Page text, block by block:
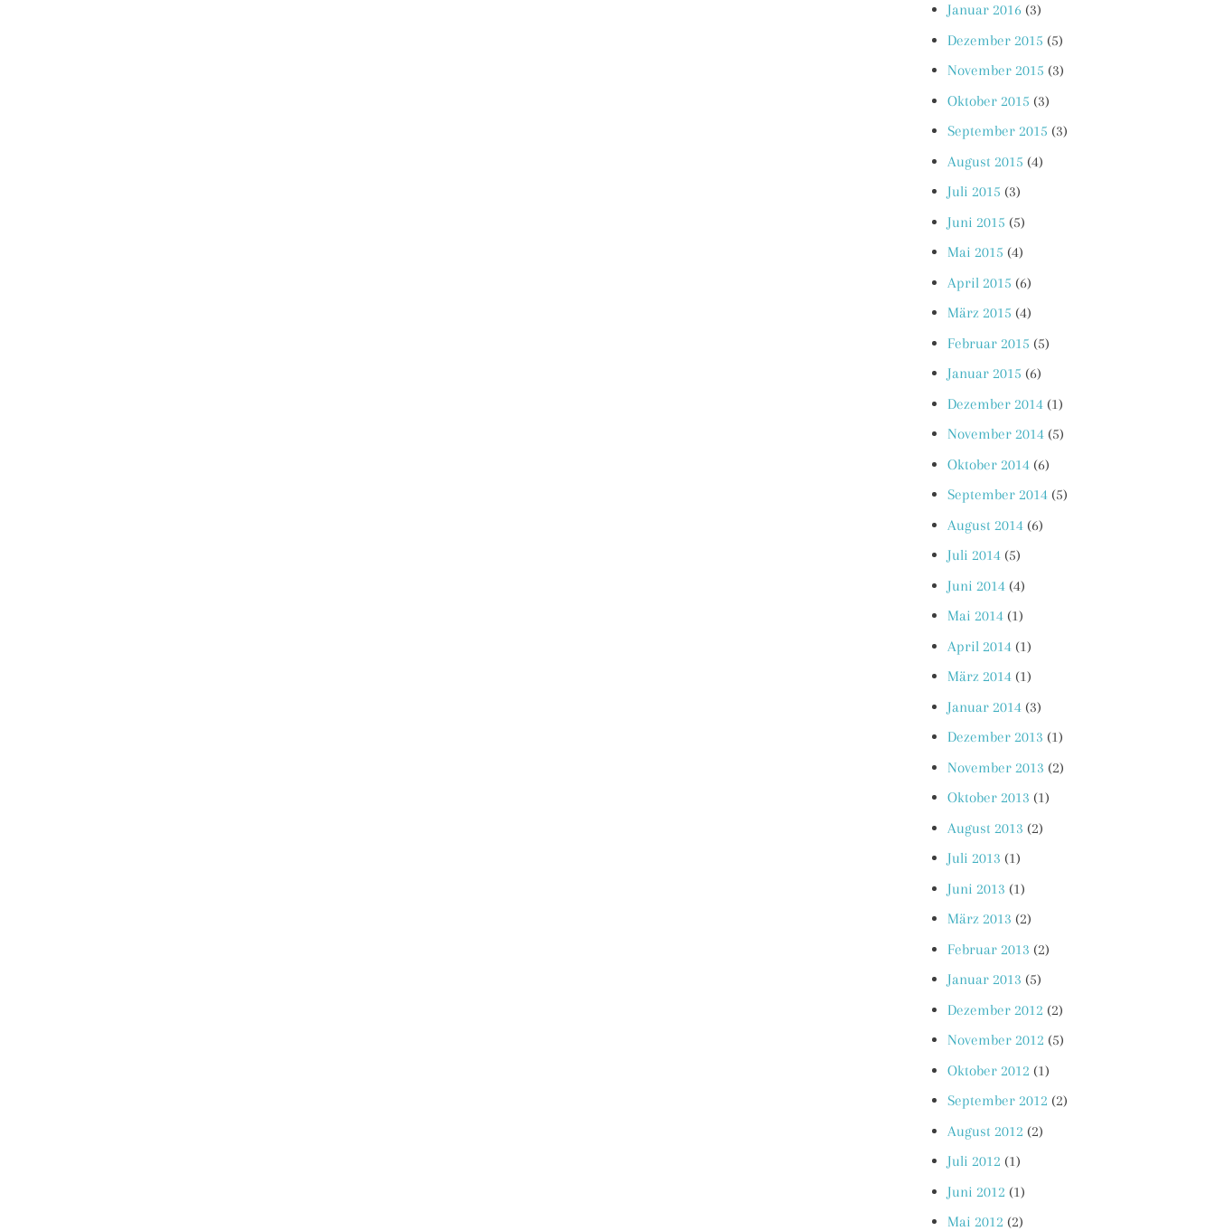
Januar 2016 (3)
Dezember 2015 (5)
November 2015 (3)
Oktober 2015 (3)
September 2015 (3)
August 2015 (4)
Juli 2015 (3)
Juni 2015 (5)
Mai 2015 (4)
April 2015 (6)
März 2015 (4)
Februar 2015 (5)
Januar 2015 (6)
Dezember 2014 (1)
November 2014 (5)
Oktober 2014 (6)
September 2014 (5)
August 2014 (6)
Juli 2014 (5)
Juni 2014 (4)
Mai 2014 (1)
April 2014 (1)
März 2014 (1)
Januar 2014 (3)
Dezember 2013 (1)
November 2013 (2)
Oktober 2013 (1)
August 2013 (2)
Juli 2013 (1)
Juni 2013 (1)
März 2013 (2)
Februar 2013 (2)
Januar 2013 (5)
Dezember 2012 (2)
November 2012 (5)
Oktober 2012 (1)
September 2012 (2)
August 2012 (2)
Juli 2012 (1)
Juni 2012 (1)
Mai 2012 (2)